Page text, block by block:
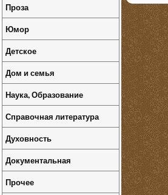
Проза
Юмор
Детское
Дом и семья
Наука, Образование
Справочная литература
Духовность
Документальная
Прочее